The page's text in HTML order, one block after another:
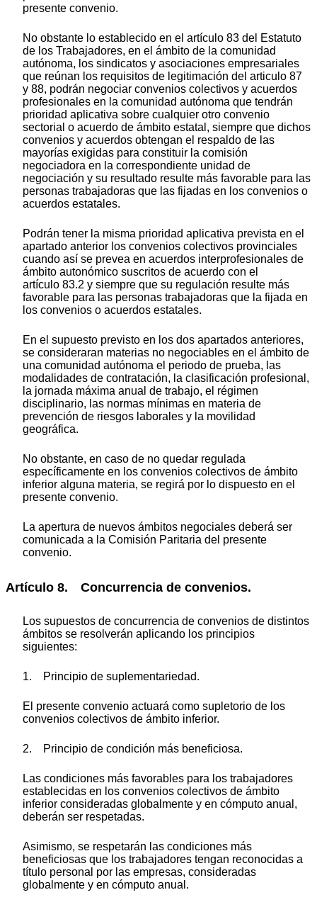
presente convenio.
No obstante lo establecido en el artículo 83 del Estatuto
de los Trabajadores, en el ámbito de la comunidad
autónoma, los sindicatos y asociaciones empresariales
que reúnan los requisitos de legitimación del articulo 87
y 88, podrán negociar convenios colectivos y acuerdos
profesionales en la comunidad autónoma que tendrán
prioridad aplicativa sobre cualquier otro convenio
sectorial o acuerdo de ámbito estatal, siempre que dichos
convenios y acuerdos obtengan el respaldo de las
mayorías exigidas para constituir la comisión
negociadora en la correspondiente unidad de
negociación y su resultado resulte más favorable para las
personas trabajadoras que las fijadas en los convenios o
acuerdos estatales.
Podrán tener la misma prioridad aplicativa prevista en el
apartado anterior los convenios colectivos provinciales
cuando así se prevea en acuerdos interprofesionales de
ámbito autonómico suscritos de acuerdo con el
artículo 83.2 y siempre que su regulación resulte más
favorable para las personas trabajadoras que la fijada en
los convenios o acuerdos estatales.
En el supuesto previsto en los dos apartados anteriores,
se consideraran materias no negociables en el ámbito de
una comunidad autónoma el periodo de prueba, las
modalidades de contratación, la clasificación profesional,
la jornada máxima anual de trabajo, el régimen
disciplinario, las normas mínimas en materia de
prevención de riesgos laborales y la movilidad
geográfica.
No obstante, en caso de no quedar regulada
específicamente en los convenios colectivos de ámbito
inferior alguna materia, se regirá por lo dispuesto en el
presente convenio.
La apertura de nuevos ámbitos negociales deberá ser
comunicada a la Comisión Paritaria del presente
convenio.
Artículo 8. Concurrencia de convenios.
Los supuestos de concurrencia de convenios de distintos
ámbitos se resolverán aplicando los principios
siguientes:
1. Principio de suplementariedad.
El presente convenio actuará como supletorio de los
convenios colectivos de ámbito inferior.
2. Principio de condición más beneficiosa.
Las condiciones más favorables para los trabajadores
establecidas en los convenios colectivos de ámbito
inferior consideradas globalmente y en cómputo anual,
deberán ser respetadas.
Asimismo, se respetarán las condiciones más
beneficiosas que los trabajadores tengan reconocidas a
título personal por las empresas, consideradas
globalmente y en cómputo anual.